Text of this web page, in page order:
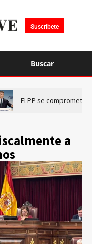
Suscríbete
Buscar
El PP se compromete
a